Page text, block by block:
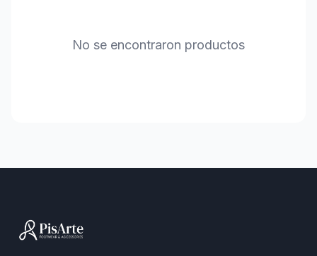
No se encontraron productos